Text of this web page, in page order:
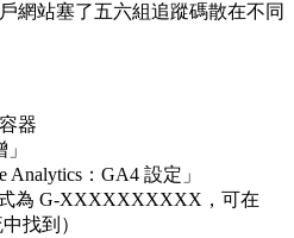
網站塞了五六組追蹤碼散在不同
器
：GA4 設定」
式為 G-XXXXXXXXXX，可在
找到）